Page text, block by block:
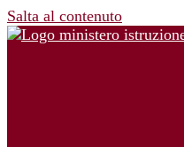
Salta al contenuto